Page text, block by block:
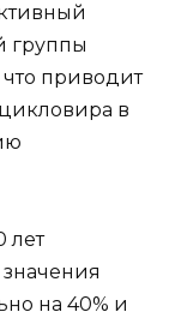
группы
приводит
в
лет
на 40% и